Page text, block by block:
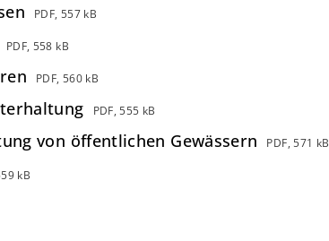
PDF, 557 kB
PDF, 558 kB
PDF, 560 kB
PDF, 555 kB
von öffentlichen Gewässern PDF, 571 kB
kB